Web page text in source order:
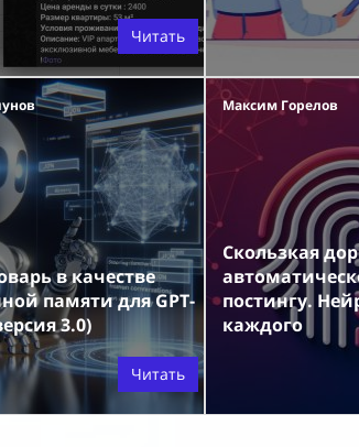
Читать
в качестве
памяти для GPT-
3.0)
Читать
Максим Горелов
Скользкая
постингу.
каждого